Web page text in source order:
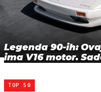
Legenda 90-ih:
ima V16 motor.
TOP 50